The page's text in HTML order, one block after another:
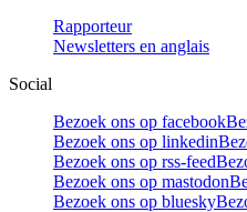
Rapporteur
Newsletters en anglais
Social
Bezoek ons op facebook
Bezoek ons op linkedin
Bezoek ons op rss-feed
Bezoek ons op mastodon
Bezoek ons op bluesky